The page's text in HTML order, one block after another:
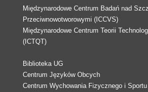
Międzynarodowe Centrum Badań nad
Przeciwnowotworowymi (ICCVS)
Międzynarodowe Centrum Teorii
(ICTQT)
Biblioteka UG
Centrum Języków Obcych
Centrum Wychowania Fizycznego i Sportu